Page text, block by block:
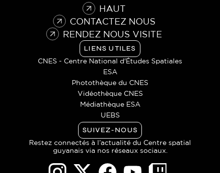
HAUT
CONTACTEZ NOUS
RENDEZ NOUS VISITE
LIENS UTILES
CNES - Centre National d'Études Spatiales
ESA
Photothèque du CNES
Vidéothèque CNES
Médiathèque ESA
UEBS
SUIVEZ-NOUS
Restez connectés à l’actualité du Centre spatial
guyanais via nos réseaux sociaux.